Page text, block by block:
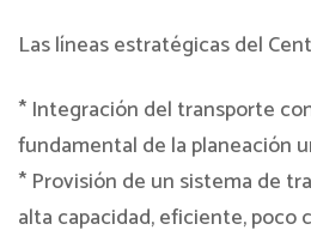
Las líneas estratégicas del
* Integración del transporte
fundamental de la planeación
* Provisión de un sistema de
alta capacidad, eficiente, poco